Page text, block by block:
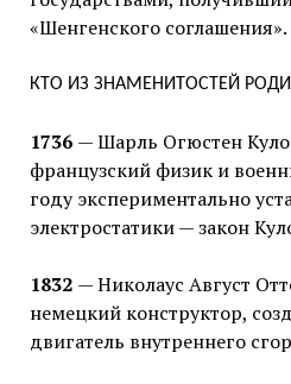
«Шенгенского соглашения».
КТО ИЗ ЗНАМЕНИТОСТЕЙ
1736 — Шарль Огюстен
французский физик и
году экспериментально
электростатики — закон
1832 — Николаус Август
немецкий конструктор,
двигатель внутреннего